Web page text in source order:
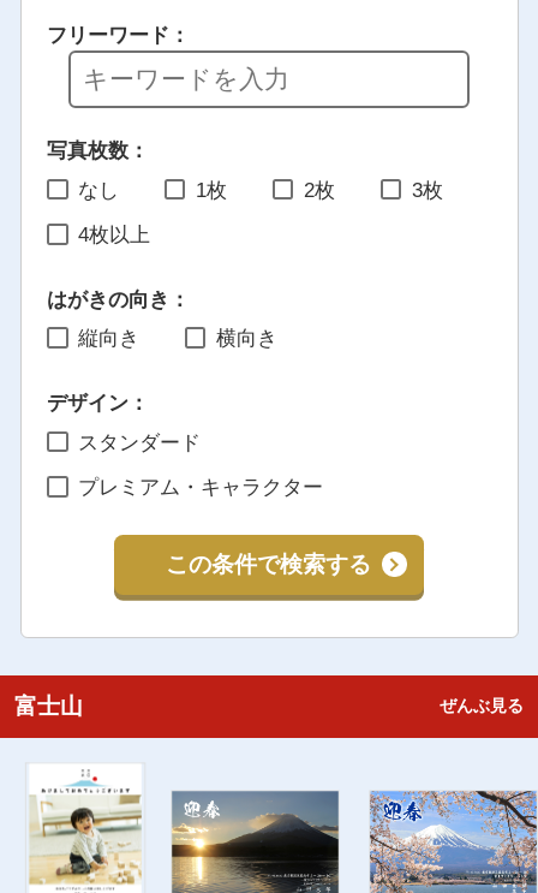
フリーワード：
写真枚数：
なし
1枚 2枚 3枚
4枚以上
はがきの向き：
縦向き
横向き
デザイン：
スタンダード
プレミアム・キャラクター
この条件で検索する
富士山 ぜんぶ見る